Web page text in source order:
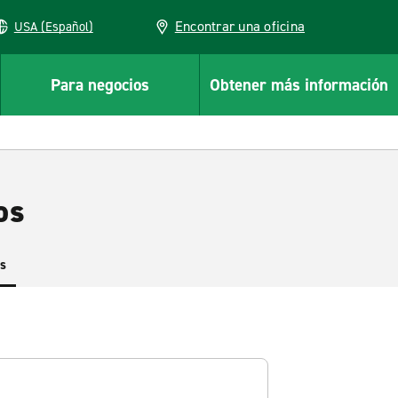
USA (Español) Encontrar una oficina
Para negocios Obtener más información